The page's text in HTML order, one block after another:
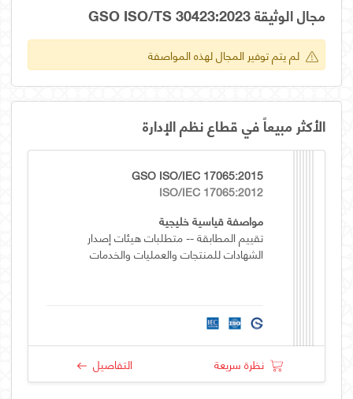
مجال الوثيقة GSO ISO/TS 30423:2023
لم يتم توفير المجال لهذه المواصفة
الأكثر مبيعاً في قطاع نظم الإدارة
GSO ISO/IEC 17065:2015
ISO/IEC 17065:2012
مواصفة قياسية خليجية
تقييم المطابقة -- متطلبات هيئات إصدار
الشهادات للمنتجات والعمليات والخدمات
نظرة سريعة التفاصيل